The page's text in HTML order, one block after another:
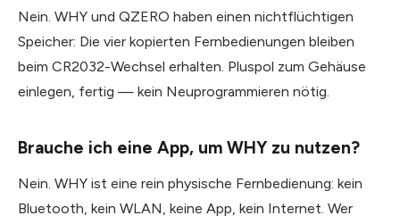
Nein. WHY und QZERO haben einen nichtflüchtigen
Speicher: Die vier kopierten Fernbedienungen bleiben
beim CR2032-Wechsel erhalten. Pluspol zum Gehäuse
einlegen, fertig — kein Neuprogrammieren nötig.
Brauche ich eine App, um WHY zu nutzen?
Nein. WHY ist eine rein physische Fernbedienung: kein
Bluetooth, kein WLAN, keine App, kein Internet. Wer